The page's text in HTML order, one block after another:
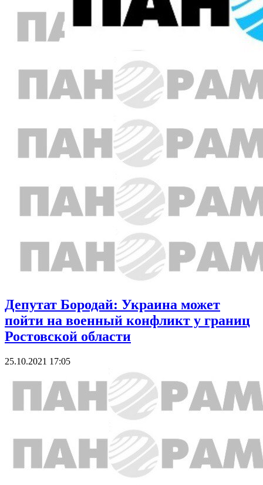
Депутат Бородай: Украина может
пойти на военный конфликт у границ
Ростовской области
25.10.2021 17:05